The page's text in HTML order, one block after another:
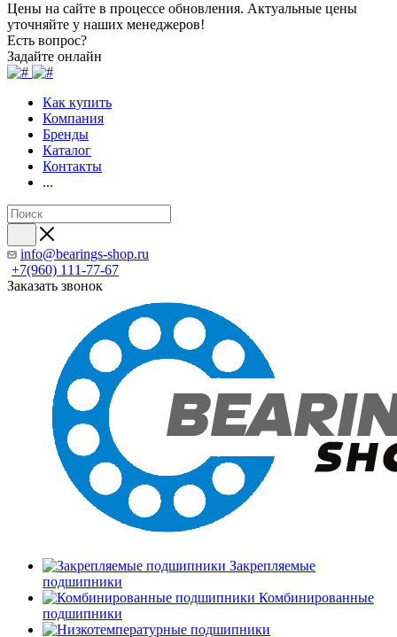
Цены на сайте в процессе обновления. Актуальные цены
уточняйте у наших менеджеров!
Есть вопрос?
Задайте онлайн
Как купить
Компания
Бренды
Каталог
Контакты
...
info@bearings-shop.ru
+7(960) 111-77-67
Заказать звонок
Закрепляемые
подшипники
Комбинированные
подшипники